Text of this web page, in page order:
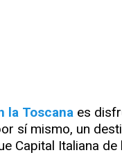
la Toscana es
sí mismo, un
Capital Italiana